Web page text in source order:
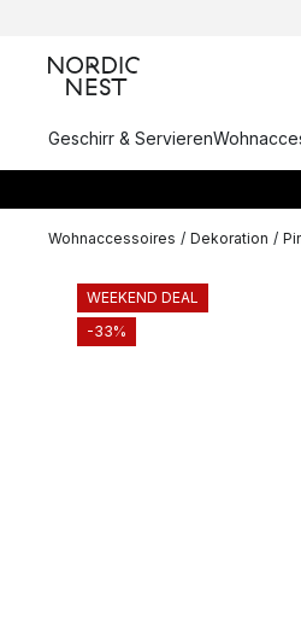
Geschirr & Servieren
Wohnaccessoires / Dekoration /
WEEKEND DEAL
-33%